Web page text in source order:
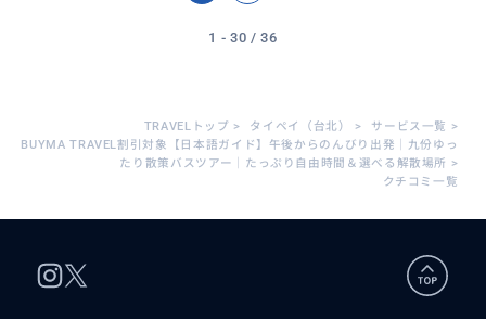
1 - 30 / 36
TRAVELトップ > タイペイ（台北） > サービス一覧 >
BUYMA TRAVEL割引対象【日本語ガイド】午後からのんびり出発｜九份ゆっ
たり散策バスツアー｜たっぷり自由時間＆選べる解散場所 >
クチコミ一覧